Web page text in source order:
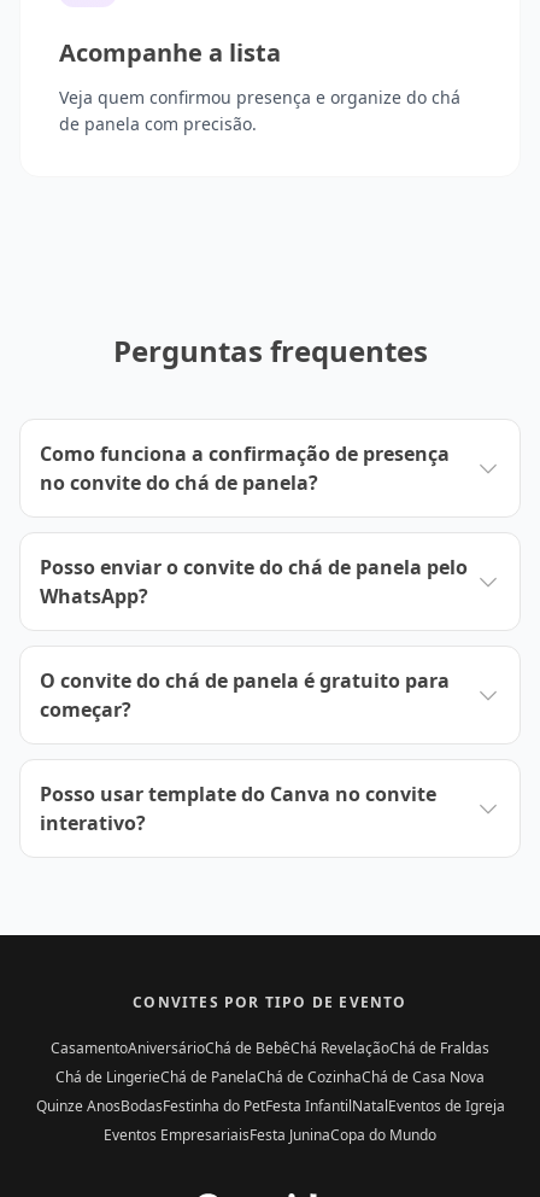
Acompanhe a lista
Veja quem confirmou presença e organize do chá
de panela com precisão.
Perguntas frequentes
Como funciona a confirmação de presença
no convite do chá de panela?
Posso enviar o convite do chá de panela pelo
WhatsApp?
O convite do chá de panela é gratuito para
começar?
Posso usar template do Canva no convite
interativo?
CONVITES POR TIPO DE EVENTO
CasamentoAniversárioChá de BebêChá RevelaçãoChá de Fraldas
Chá de LingerieChá de PanelaChá de CozinhaChá de Casa Nova
Quinze AnosBodasFestinha do PetFesta InfantilNatalEventos de Igreja
Eventos EmpresariaisFesta JuninaCopa do Mundo